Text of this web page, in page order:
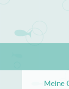
Meine